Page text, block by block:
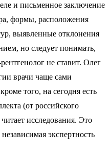
и письменное заключение
формы, расположения
выявленные отклонения
но следует понимать,
не ставит. Олег
врачи чаще сами
того, на сегодня есть
(от российского
исследования. Это
экспертность